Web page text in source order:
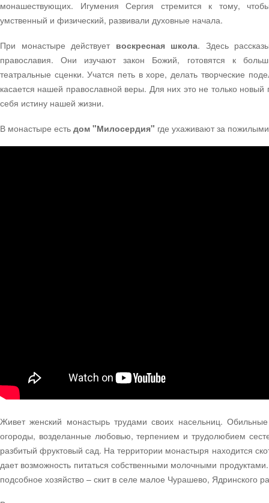
монашествующих. Игумения Сергия стремится к тому,
умственный и физический, развивали духовные начала.
При монастыре действует воскресная школа. Здесь
православия. Они изучают закон Божий, готовятся к
театральные сценки. Учатся петь в хоре, делать творческие
касается нашей православной веры. Для них это не только
себя истину нашей жизни.
В монастыре есть дом "Милосердия" где ухаживают за
Живет женский монастырь трудами своих насельниц.
огороды, возделанные любовью, терпением и трудолюбием
разбитый фруктовый сад. На территории монастыря находится
дает возможность питаться собственными молочными
подсобное хозяйство – скит в селе малое Чурашево, Ядринского